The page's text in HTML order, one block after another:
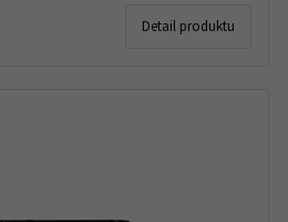
Detail produktu